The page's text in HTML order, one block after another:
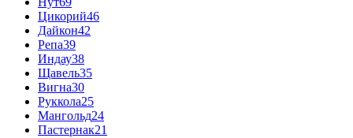
Цикорий46
Дайкон42
Репа39
Индау38
Щавель35
Вигна30
Руккола25
Мангольд24
Пастернак21